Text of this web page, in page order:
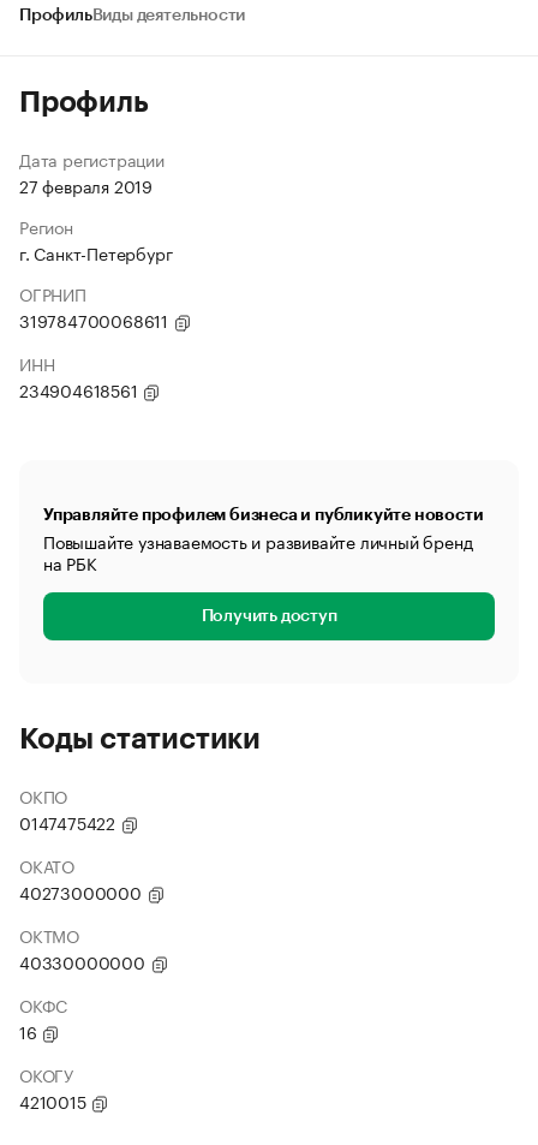
ПрофильВиды деятельности
Профиль
Дата регистрации
27 февраля 2019
Регион
г. Санкт-Петербург
ОГРНИП
319784700068611
ИНН
234904618561
Управляйте профилем бизнеса и публикуйте новости
Повышайте узнаваемость и развивайте личный бренд
на РБК
Получить доступ
Коды статистики
ОКПО
0147475422
ОКАТО
40273000000
ОКТМО
40330000000
ОКФС
16
ОКОГУ
4210015